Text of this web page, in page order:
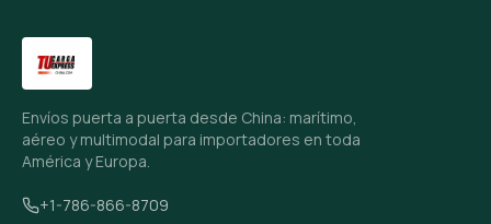
Envíos puerta a puerta desde China: marítimo,
aéreo y multimodal para importadores en toda
América y Europa.
+1-786-866-8709